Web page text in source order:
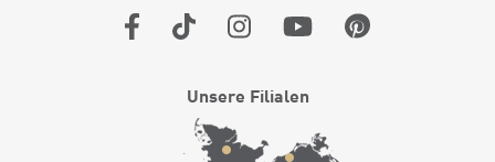
Unsere Filialen